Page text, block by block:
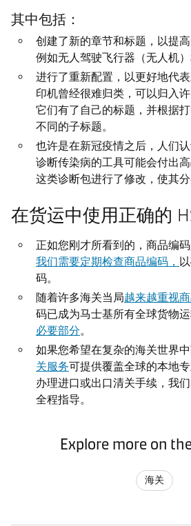
其中包括：
创建了新的章节和标题，以提高
例如无人驾驶飞行器（无人机）
进行了重新配置，以更好地代
印机曾经很难归类，可以归入
它们有了自己的标题，并根据
不同的子标题。
也许是在新冠疫情之后，人们
诊断传染病的工具可能会付出
这类诊断包进行了修改，使其分
在货运中使用正确的
正如您刚才所看到的，商品编
我们需要定期检查商品编码，
码。
随着许多海关当局越来越重视
码已成为马士基所有全球货物
必要部分。
如果您希望在复杂的海关世界中
关服务可提供覆盖全球的本地
办理进口或出口清关手续，我
全程指导。
Explore more on
海关